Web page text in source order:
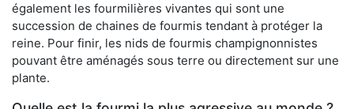
également les fourmilières vivantes qui sont une
succession de chaines de fourmis tendant à protéger la
reine. Pour finir, les nids de fourmis champignonnistes
pouvant être aménagés sous terre ou directement sur une
plante.